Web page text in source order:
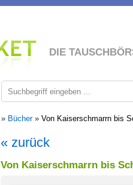
DIE
» Bücher» Von Kaiserschmarrn bis
« zurück
Von Kaiserschmarrn bis